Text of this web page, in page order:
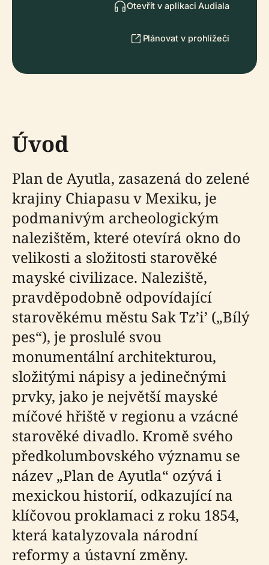
Otevřít v aplikaci Audiala
Plánovat v prohlížeči
Úvod
Plan de Ayutla, zasazená do zelené
krajiny Chiapasu v Mexiku, je
podmanivým archeologickým
nalezištěm, které otevírá okno do
velikosti a složitosti starověké
mayské civilizace. Naleziště,
pravděpodobně odpovídající
starověkému městu Sak Tz’i’ („Bílý
pes“), je proslulé svou
monumentální architekturou,
složitými nápisy a jedinečnými
prvky, jako je největší mayské
míčové hřiště v regionu a vzácné
starověké divadlo. Kromě svého
předkolumbovského významu se
název „Plan de Ayutla“ ozývá i
mexickou historií, odkazující na
klíčovou proklamaci z roku 1854,
která katalyzovala národní
reformy a ústavní změny.